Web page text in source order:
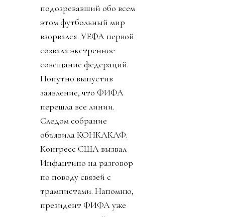
подозревавший обо всем
этом футбольный мир
взорвался. УЕФА первой
созвала экстренное
совещание федераций.
Попутно выпустив
заявление, что ФИФА
перешла все линии.
Следом собрание
объявила КОНКАКАФ.
Конгресс США вызвал
Инфантино на разговор
по поводу связей с
трампистами. Напомню,
президент ФИФА уже